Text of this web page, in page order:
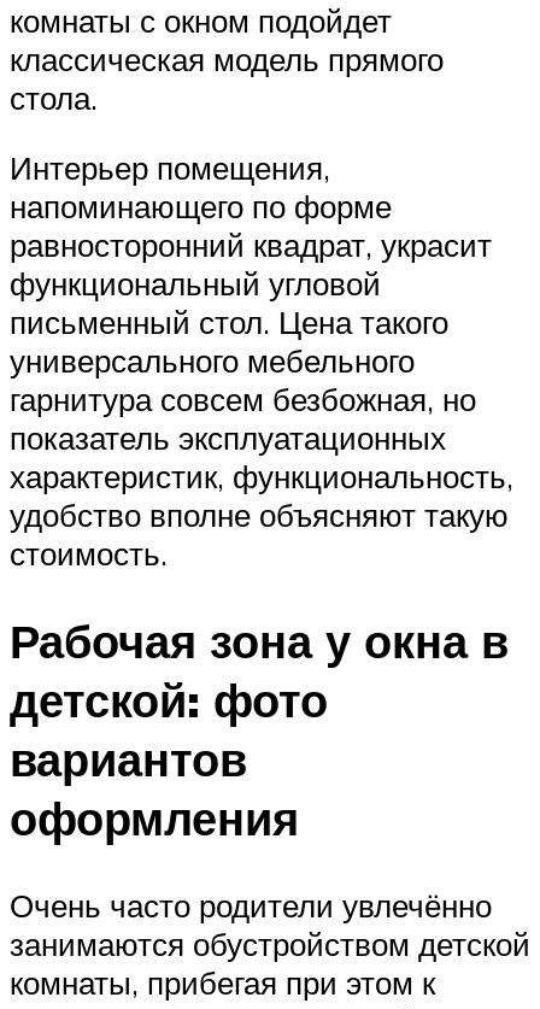
комнаты с окном подойдет
классическая модель прямого
стола.
Интерьер помещения,
напоминающего по форме
равносторонний квадрат, украсит
функциональный угловой
письменный стол. Цена такого
универсального мебельного
гарнитура совсем безбожная, но
показатель эксплуатационных
характеристик, функциональность,
удобство вполне объясняют такую
стоимость.
Рабочая зона у окна в
детской: фото
вариантов
оформления
Очень часто родители увлечённо
занимаются обустройством детской
комнаты, прибегая при этом к